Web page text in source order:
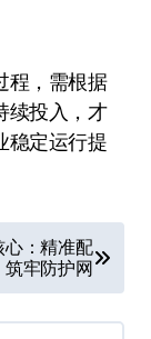
程，需根据
续投入，才
稳定运行提
心：精准配
筑牢防护网